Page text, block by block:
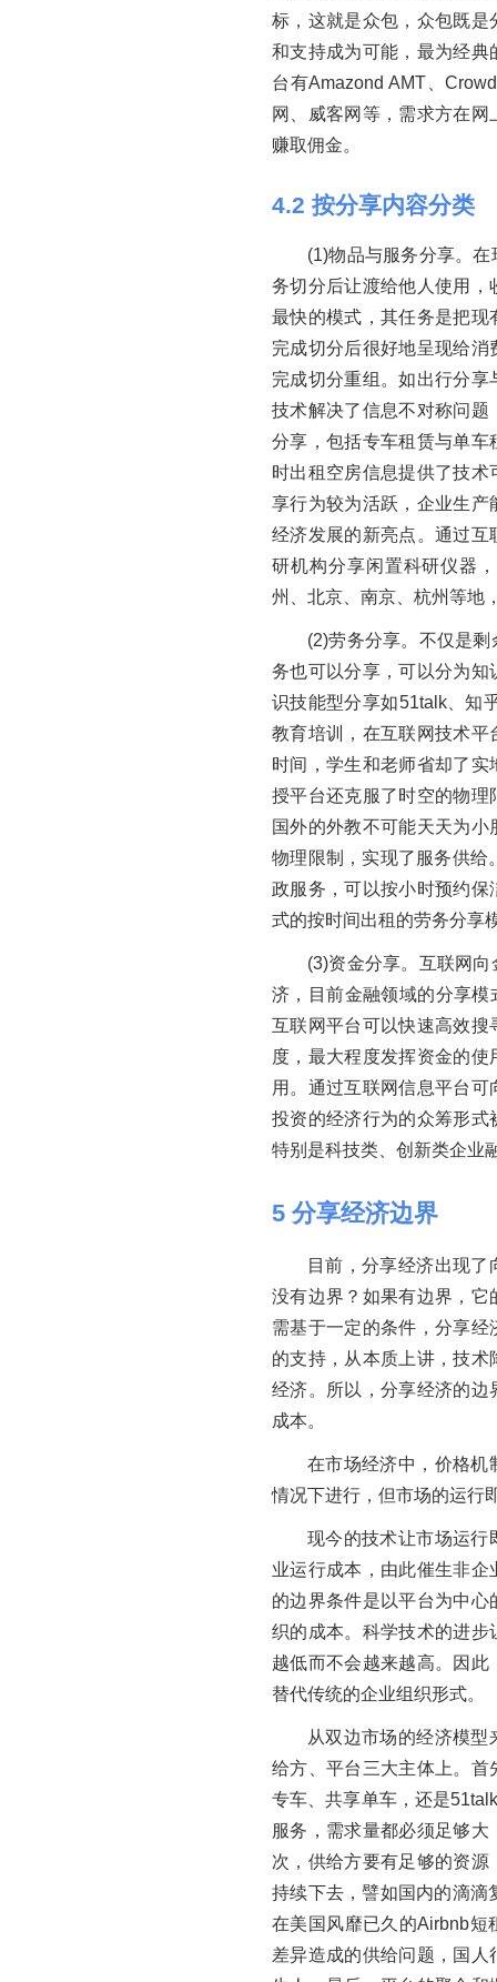
标，这就是众包，众包既
和支持成为可能，最为经
台有Amazond AMT、
网、威客网等，需求方在
赚取佣金。
4.2 按分享内容分类
(1)物品与服务分享。
务切分后让渡给他人使用
最快的模式，其任务是把
完成切分后很好地呈现给
完成切分重组。如出行分
技术解决了信息不对称问
分享，包括专车租赁与单
时出租空房信息提供了技
享行为较为活跃，企业生
经济发展的新亮点。通过
研机构分享闲置科研仪器
州、北京、南京、杭州等地
(2)劳务分享。不仅是
务也可以分享，可以分为
识技能型分享如51talk、知
教育培训，在互联网技术
时间，学生和老师省却了
授平台还克服了时空的物
国外的外教不可能天天为
物理限制，实现了服务供给
政服务，可以按小时预约
式的按时间出租的劳务分享
(3)资金分享。互联网
济，目前金融领域的分享
互联网平台可以快速高效
度，最大程度发挥资金的
用。通过互联网信息平台
投资的经济行为的众筹形
特别是科技类、创新类企业
5 分享经济边界
目前，分享经济出现
没有边界？如果有边界，
需基于一定的条件，分享
的支持，从本质上讲，技
经济。所以，分享经济的
成本。
在市场经济中，价格机
情况下进行，但市场的运行
现今的技术让市场运行
业运行成本，由此催生非
的边界条件是以平台为中
织的成本。科学技术的进
越低而不会越来越高。因
替代传统的企业组织形式。
从双边市场的经济模
给方、平台三大主体上。
专车、共享单车，还是
服务，需求量都必须足够
次，供给方要有足够的资
持续下去，譬如国内的滴滴
在美国风靡已久的Airbnb短
差异造成的供给问题，国